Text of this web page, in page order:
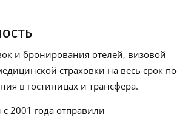
и бронирования отелей, визовой
страховки на весь срок
в гостиницах и трансфера.
2001 года отправили